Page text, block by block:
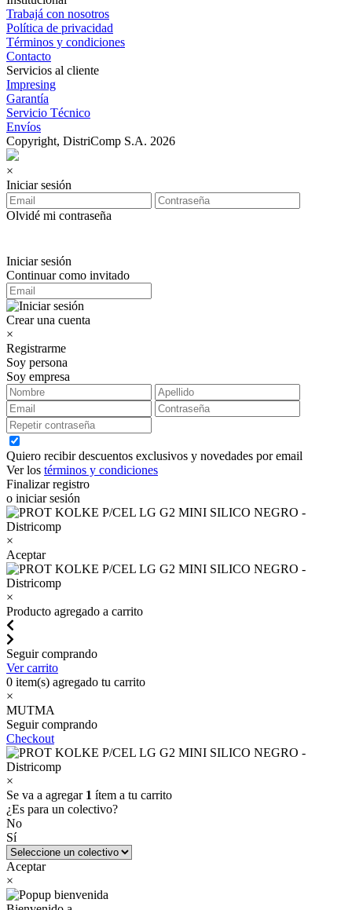
Trabajá con nosotros
Política de privacidad
Términos y condiciones
Contacto
Servicios al cliente
Impresing
Garantía
Servicio Técnico
Envíos
Copyright, DistriComp S.A. 2026
×
Iniciar sesión
Olvidé mi contraseña
Iniciar sesión
Continuar como invitado
Crear una cuenta
×
Registrarme
Soy persona
Soy empresa
Quiero recibir descuentos exclusivos y novedades por email
Ver los términos y condiciones
Finalizar registro
o iniciar sesión
×
Aceptar
×
Producto agregado a carrito
Seguir comprando
Ver carrito
0 item(s) agregado tu carrito
×
MUTMA
Seguir comprando
Checkout
×
Se va a agregar 1 ítem a tu carrito
¿Es para un colectivo?
No
Sí
Aceptar
×